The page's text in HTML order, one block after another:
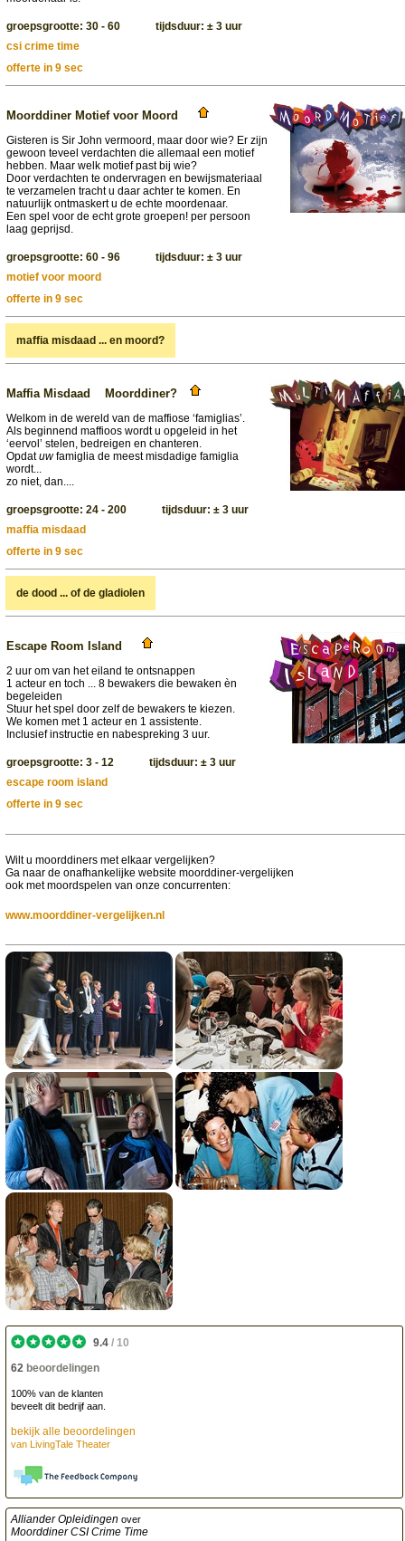
groepsgrootte: 30 - 60 tijdsduur: ± 3 uur
csi crime time
offerte in 9 sec
Moorddiner Motief voor Moord
Gisteren is Sir John vermoord, maar door wie? Er zijn
gewoon teveel verdachten die allemaal een motief
hebben. Maar welk motief past bij wie?
Door verdachten te ondervragen en bewijsmateriaal
te verzamelen tracht u daar achter te komen. En
natuurlijk ontmaskert u de echte moordenaar.
Een spel voor de echt grote groepen! per persoon
laag geprijsd.
groepsgrootte: 60 - 96 tijdsduur: ± 3 uur
motief voor moord
offerte in 9 sec
maffia misdaad ... en moord?
Maffia Misdaad Moorddiner?
Welkom in de wereld van de maffiose ‘famiglias’.
Als beginnend maffioos wordt u opgeleid in het
‘eervol’ stelen, bedreigen en chanteren.
Opdatuwfamiglia de meest misdadige famiglia
wordt...
zo niet, dan....
groepsgrootte: 24 - 200 tijdsduur: ± 3 uur
maffia misdaad
offerte in 9 sec
de dood ... of de gladiolen
Escape Room Island
2 uur om van het eiland te ontsnappen
1 acteur en toch ... 8 bewakers die bewaken èn
begeleiden
Stuur het spel door zelf de bewakers te kiezen.
We komen met 1 acteur en 1 assistente.
Inclusief instructie en nabespreking 3 uur.
groepsgrootte: 3 - 12 tijdsduur: ± 3 uur
escape room island
offerte in 9 sec
Wilt u moorddiners met elkaar vergelijken?
Ga naar de onafhankelijke website moorddiner-vergelijken
ook met moordspelen van onze concurrenten:
www.moorddiner-vergelijken.nl
9.4 / 10
62 beoordelingen
100% van de klanten
beveelt dit bedrijf aan.
bekijk alle beoordelingen
van LivingTale Theater
Alliander Opleidingen over
Moorddiner CSI Crime Time